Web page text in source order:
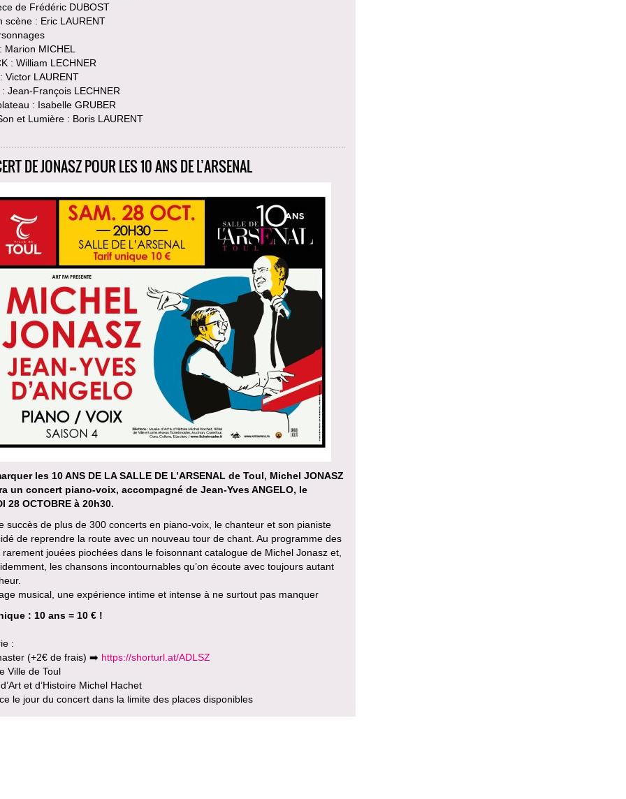
de Frédéric DUBOST
scène : Eric LAURENT
Marion MICHEL
: William LECHNER
Victor LAURENT
Jean-François LECHNER
: Isabelle GRUBER
et Lumière : Boris LAURENT
DE JONASZ POUR LES 10 ANS DE L’ARSENAL
les 10 ANS DE LA SALLE DE L’ARSENAL de Toul, Michel JONASZ
un concert piano-voix, accompagné de Jean-Yves ANGELO, le
28 OCTOBRE à 20h30.
succès de plus de 300 concerts en piano-voix, le chanteur et son pianiste
de reprendre la route avec un nouveau tour de chant. Au programme des
rarement jouées piochées dans le foisonnant catalogue de Michel Jonasz et,
les chansons incontournables qu’on écoute avec toujours autant
musical, une expérience intime et intense à ne surtout pas manquer
: 10 ans = 10 € !
:
(+2€ de frais) ➡️ https://shorturl.at/ADLSZ
Ville de Toul
et d’Histoire Michel Hachet
le jour du concert dans la limite des places disponibles